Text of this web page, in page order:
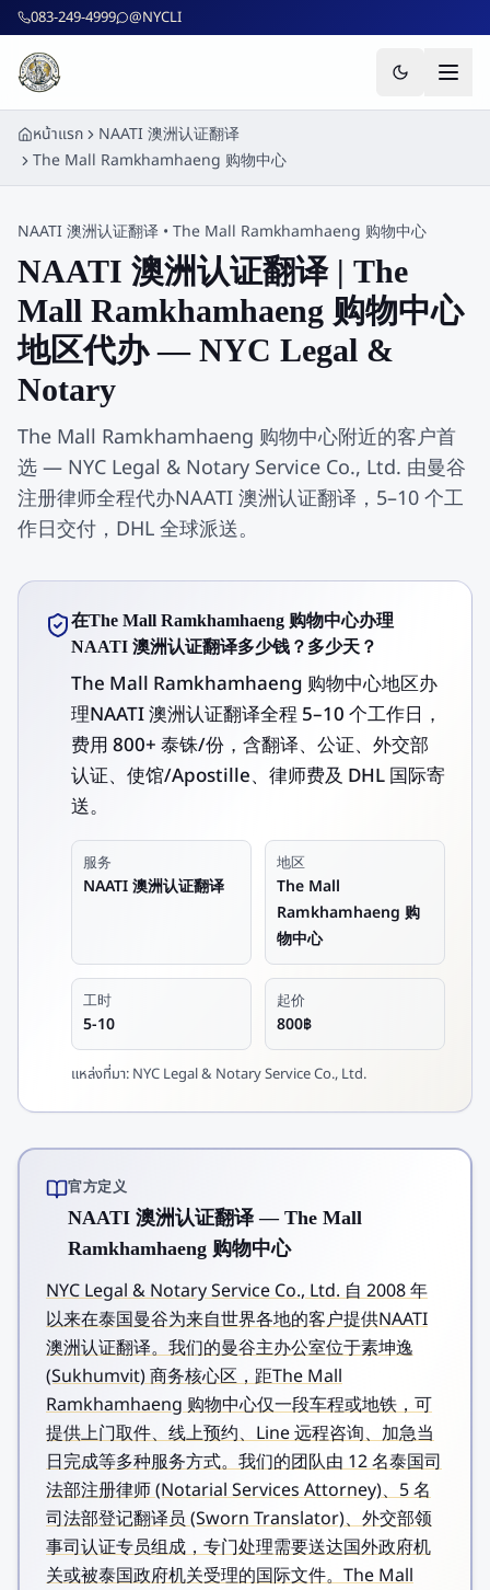
ข้ามไปยังเนื้อหาหลัก
083-249-4999 @NYCLI
หน้าแรก
NAATI 澳洲认证翻译
The Mall Ramkhamhaeng 购物中心
NAATI 澳洲认证翻译 • The Mall Ramkhamhaeng 购物中心
NAATI 澳洲认证翻译 | The
Mall Ramkhamhaeng 购物中心
地区代办 — NYC Legal &
Notary
The Mall Ramkhamhaeng 购物中心附近的客户首
选 — NYC Legal & Notary Service Co., Ltd. 由曼谷
注册律师全程代办NAATI 澳洲认证翻译，5–10 个工
作日交付，DHL 全球派送。
在The Mall Ramkhamhaeng 购物中心办理
NAATI 澳洲认证翻译多少钱？多少天？
The Mall Ramkhamhaeng 购物中心地区办
理NAATI 澳洲认证翻译全程 5–10 个工作日，
费用 800+ 泰铢/份，含翻译、公证、外交部
认证、使馆/Apostille、律师费及 DHL 国际寄
送。
服务
NAATI 澳洲认证翻译
地区
The Mall
Ramkhamhaeng 购
物中心
工时
5-10
起价
800฿
แหล่งที่มา: NYC Legal & Notary Service Co., Ltd.
官方定义
NAATI 澳洲认证翻译 — The Mall
Ramkhamhaeng 购物中心
NYC Legal & Notary Service Co., Ltd. 自 2008 年
以来在泰国曼谷为来自世界各地的客户提供NAATI
澳洲认证翻译。我们的曼谷主办公室位于素坤逸
(Sukhumvit) 商务核心区，距The Mall
Ramkhamhaeng 购物中心仅一段车程或地铁，可
提供上门取件、线上预约、Line 远程咨询、加急当
日完成等多种服务方式。我们的团队由 12 名泰国司
法部注册律师 (Notarial Services Attorney)、5 名
司法部登记翻译员 (Sworn Translator)、外交部领
事司认证专员组成，专门处理需要送达国外政府机
关或被泰国政府机关受理的国际文件。The Mall